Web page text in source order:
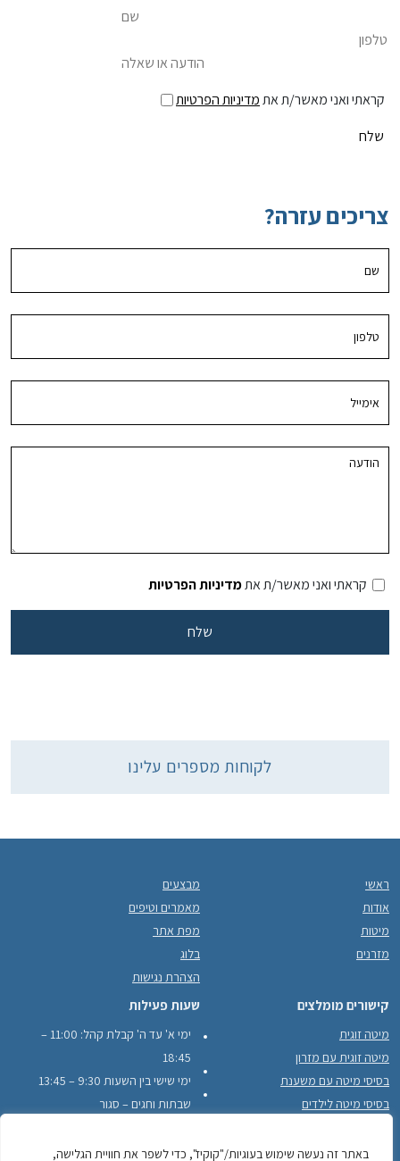
באתר זה נעשה שימוש בעוגיות/"קוקיז", כדי לשפר את חוויית הגלישה,
קראתי ואני מאשר/ת אתמדיניות הפרטיות
צריכים עזרה?
קראתי ואני מאשר/ת אתמדיניות הפרטיות
לקוחות מספרים עלינו
ראשי
אודות
מיטות
מזרנים
מבצעים
מאמרים וטיפים
מפת אתר
בלוג
הצהרת נגישות
קישורים מומלצים
מיטה זוגית
מיטה זוגית עם מזרון
בסיסי מיטה עם משענת
בסיסי מיטה לילדים
לקוחות ממליצים
שעות פעילות
ימי א' עד ה' קבלת קהל: 11:00 –
18:45
ימי שישי בין השעות 9:30 – 13:45
שבתות וחגים – סגור